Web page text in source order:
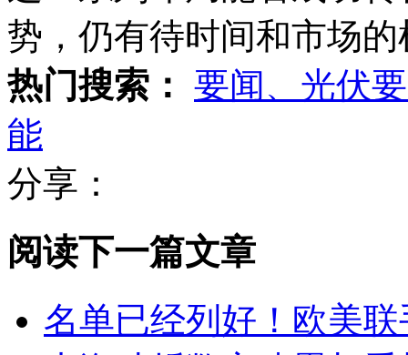
势，仍有待时间和市场的
热门搜索： 要闻、光伏
能
分享：
阅读下一篇文章
名单已经列好！欧美